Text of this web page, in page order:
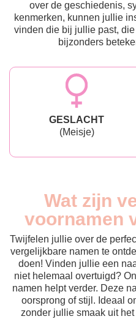
over de geschiedenis,
kenmerken, kunnen jullie
vinden die bij jullie past,
bijzonders
GESLACHT
(Meisje)
Wat zijn
voornamen
Twijfelen jullie over de
vergelijkbare namen te
doen! Vinden jullie een
niet helemaal overtuigd?
namen helpt verder. Deze
oorsprong of stijl. Ideaal
zonder jullie smaak uit